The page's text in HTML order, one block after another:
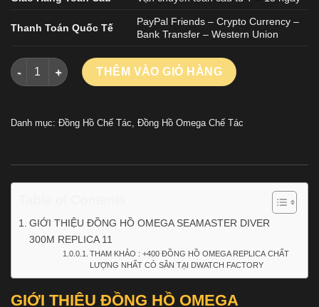
Thanh Toán Quốc Tế
PayPal Friends – Crypto Currency –
Bank Transfer – Western Union
ĐỒNG HỒ OMEGA SEAMASTER DIVER 300M REPLICA 11
THÊM VÀO GIỎ HÀNG
Danh mục: Đồng Hồ Chế Tác, Đồng Hồ Omega Chế Tác
GIỚI THIỆU ĐỒNG HỒ OMEGA SEAMASTER DIVER
300M REPLICA 11
THAM KHẢO : +400 ĐỒNG HỒ OMEGA REPLICA CHẤT
LƯỢNG NHẤT CÓ SẴN TẠI DWATCH FACTORY
GIỚI THIỆU ĐỒNG HỒ OMEGA